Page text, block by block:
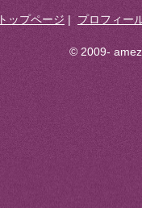
トップページ | プロフィー
© 2009-